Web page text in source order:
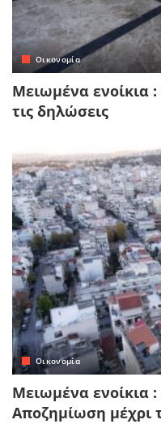
Οικονομία
Μειωμένα ενοίκια
τις δηλώσεις
Οικονομία
Μειωμένα ενοίκια
Αποζημίωση μέχρι